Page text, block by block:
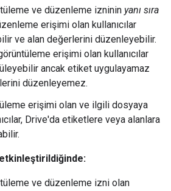
ve düzenleme izninin yanı sıra
erişimi olan kullanıcılar
ve alan değerlerini düzenleyebilir.
erişimi olan kullanıcılar
ancak etiket uygulayamaz
düzenleyemez.
erişimi olan ve ilgili dosyaya
Drive'da etiketlere veya alanlara
ve düzenleme izni olan